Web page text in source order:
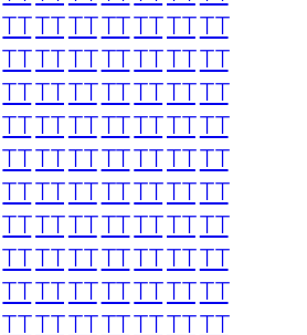
TTTTTTTTTTTTTT
TTTTTTTTTTTTTT
TTTTTTTTTTTTTT
TTTTTTTTTTTTTT
TTTTTTTTTTTTTT
TTTTTTTTTTTTTT
TTTTTTTTTTTTTT
TTTTTTTTTTTTTT
TTTTTTTTTTTTTT
TTTTTTTTTTTTTT